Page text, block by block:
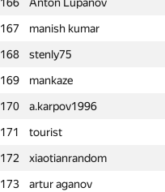
167
manish kumar
168
stenly75
169
mankaze
170
a.karpov1996
171
tourist
172
xiaotianrandom
173
artur aganov
Қатысушы